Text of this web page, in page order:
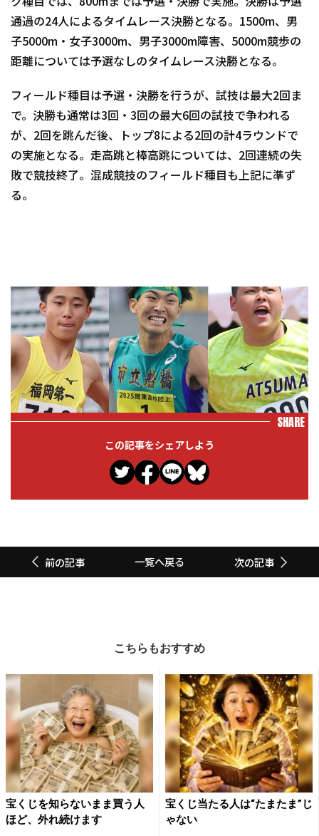
通過の24人によるタイムレース決勝となる。1500m、男
子5000m・女子3000m、男子3000m障害、5000m競歩の
距離については予選なしのタイムレース決勝となる。
フィールド種目は予選・決勝を行うが、試技は最大2回ま
で。決勝も通常は3回・3回の最大6回の試技で争われる
が、2回を跳んだ後、トップ8による2回の計4ラウンドで
の実施となる。走高跳と棒高跳については、2回連続の失
敗で競技終了。混成競技のフィールド種目も上記に準ず
る。
SHARE
この記事をシェアしよう
前の記事 一覧へ戻る 次の記事
こちらもおすすめ
宝くじを知らないまま買う人
ほど、外れ続けます
宝くじ当たる人は“たまたま”じ
ゃない